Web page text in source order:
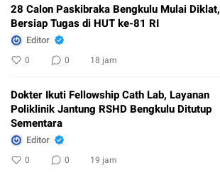
28 Calon Paskibraka Bengkulu Mulai Diklat,
Bersiap Tugas di HUT ke-81 RI
Editor
0 0 18 jam
Dokter Ikuti Fellowship Cath Lab, Layanan
Poliklinik Jantung RSHD Bengkulu Ditutup
Sementara
Editor
0 0 19 jam